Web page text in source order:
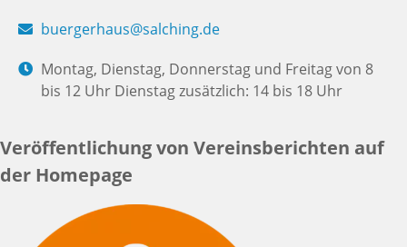
buergerhaus@salching.de
Montag, Dienstag, Donnerstag und Freitag von 8
bis 12 Uhr Dienstag zusätzlich: 14 bis 18 Uhr
Veröffentlichung von Vereinsberichten auf
der Homepage